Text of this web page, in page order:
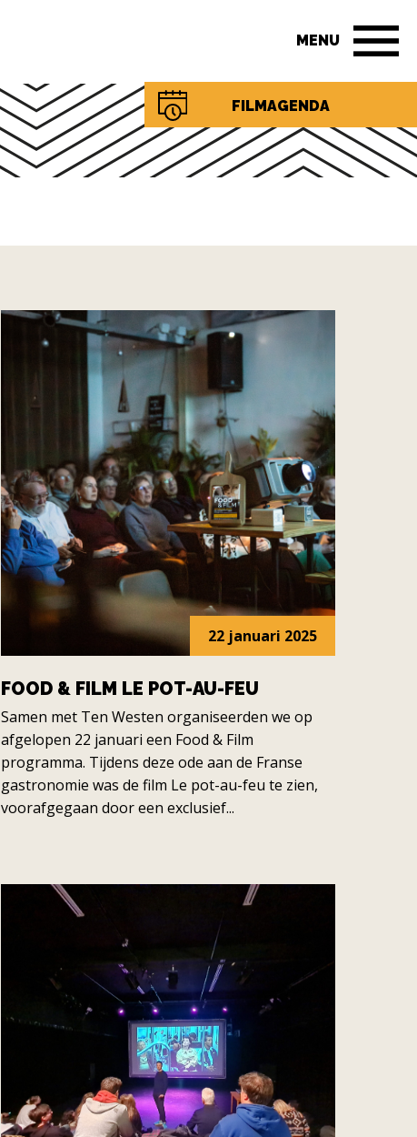
MENU
FILMAGENDA
22 januari 2025
FOOD & FILM LE POT-AU-FEU
Samen met Ten Westen organiseerden we op
afgelopen 22 januari een Food & Film
programma. Tijdens deze ode aan de Franse
gastronomie was de film Le pot-au-feu te zien,
voorafgegaan door een exclusief...